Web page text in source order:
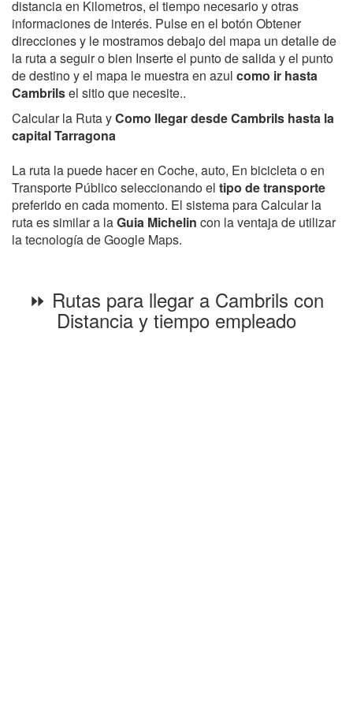
distancia en Kilometros, el tiempo necesario y otras
informaciones de interés. Pulse en el botón Obtener
direcciones y le mostramos debajo del mapa un detalle de
la ruta a seguir o bien Inserte el punto de salida y el punto
de destino y el mapa le muestra en azul como ir hasta
Cambrilsel sitio que necesite..
Calcular la Ruta yComo llegar desde Cambrils hasta la
capital Tarragona
La ruta la puede hacer en Coche, auto, En bicicleta o en
Transporte Público seleccionando el tipo de transporte
preferido en cada momento. El sistema para Calcular la
ruta es similar a laGuia Michelin con la ventaja de utilizar
la tecnología de Google Maps.
⏩ Rutas para llegar a Cambrils con
Distancia y tiempo empleado